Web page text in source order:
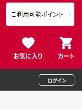
お気に入り カート
ご利用可能ポイント
ログイン